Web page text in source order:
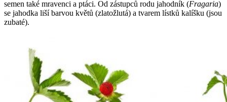
semen také mravenci a ptáci. Od zástupců rodu jahodník (Fragaria)
se jahodka liší barvou květů (zlatožlutá) a tvarem lístků kalíšku (jsou
zubaté).